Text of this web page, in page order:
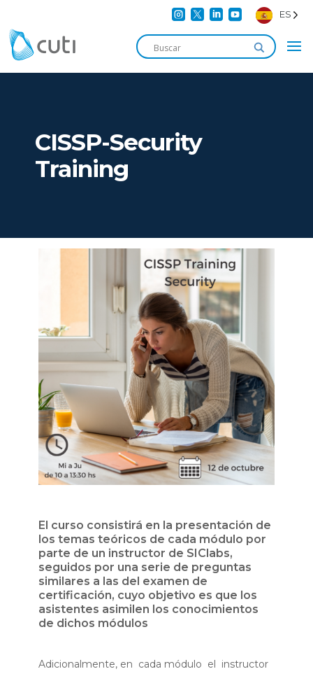
    ES
CISSP-Security
Training
El curso consistirá en la presentación de
los temas teóricos de cada módulo por
parte de un instructor de SIClabs,
seguidos por una serie de preguntas
similares a las del examen de
certificación, cuyo objetivo es que los
asistentes asimilen los conocimientos
de dichos módulos
Adicionalmente, en cada módulo el instructor